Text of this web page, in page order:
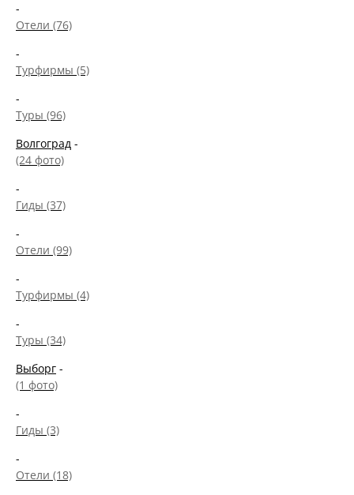
-
Отели (76)
-
Турфирмы (5)
-
Туры (96)
Волгоград -
(24 фото)
-
Гиды (37)
-
Отели (99)
-
Турфирмы (4)
-
Туры (34)
Выборг -
(1 фото)
-
Гиды (3)
-
Отели (18)